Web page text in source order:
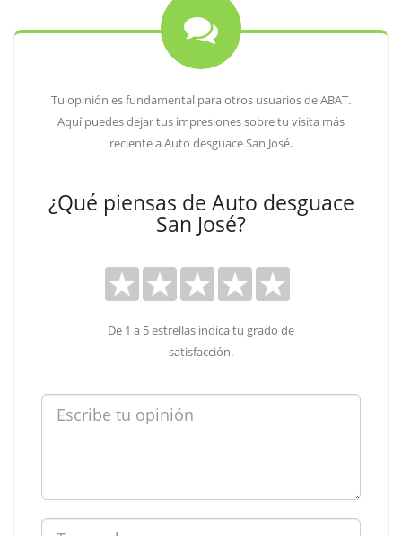
Tu opinión es fundamental para otros usuarios de ABAT.
Aquí puedes dejar tus impresiones sobre tu visita más
reciente a Auto desguace San José.
¿Qué piensas de Auto desguace
San José?
De 1 a 5 estrellas indica tu grado de
satisfacción.